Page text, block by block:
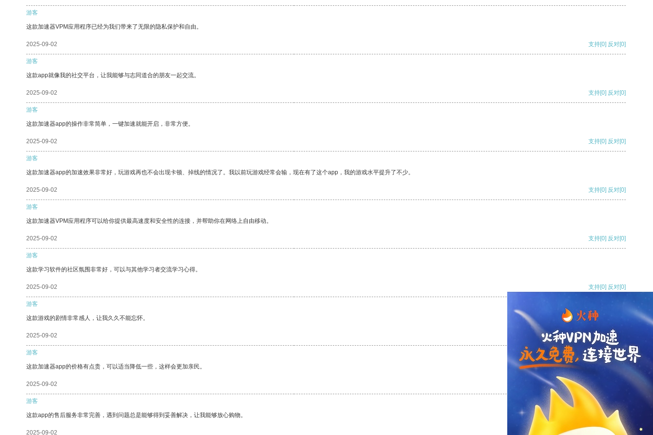
游客
这款加速器VPM应用程序已经为我们带来了无限的隐私保护和自由。
2025-09-02 支持[0] 反对[0]
游客
这款app就像我的社交平台，让我能够与志同道合的朋友一起交流。
2025-09-02 支持[0] 反对[0]
游客
这款加速器app的操作非常简单，一键加速就能开启，非常方便。
2025-09-02 支持[0] 反对[0]
游客
这款加速器app的加速效果非常好，玩游戏再也不会出现卡顿、掉线的情况了。我以前玩游戏经常会输，现在有了这个app，我的游戏水平提升了不少。
2025-09-02 支持[0] 反对[0]
游客
这款加速器VPM应用程序可以给你提供最高速度和安全性的连接，并帮助你在网络上自由移动。
2025-09-02 支持[0] 反对[0]
游客
这款学习软件的社区氛围非常好，可以与其他学习者交流学习心得。
2025-09-02 支持[0] 反对[0]
游客
这款游戏的剧情非常感人，让我久久不能忘怀。
2025-09-02 支持[0] 反对
游客
这款加速器app的价格有点贵，可以适当降低一些，这样会更加亲民。
2025-09-02 支持
游客
这款app的售后服务非常完善，遇到问题总是能够得到妥善解决，让我能够放心购物。
2025-09-02 反对 [0]